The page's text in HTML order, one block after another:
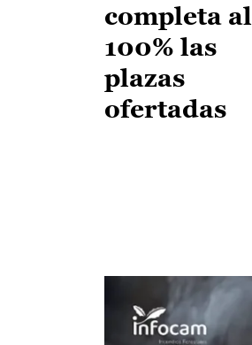
completa al
100% las
plazas
ofertadas